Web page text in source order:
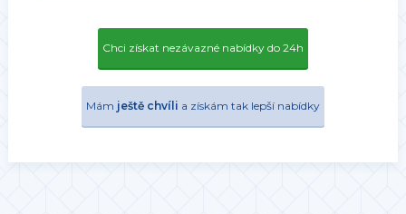
Chci získat nezávazné nabídky do 24h
Mám ještě chvíli a získám tak lepší nabídky